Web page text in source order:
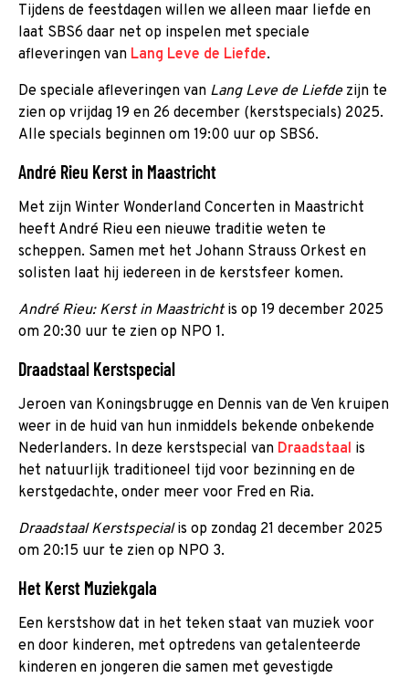
Tijdens de feestdagen willen we alleen maar liefde en
laat SBS6 daar net op inspelen met speciale
afleveringen van Lang Leve de Liefde.
De speciale afleveringen van Lang Leve de Liefdezijn te
zien op vrijdag 19 en 26 december (kerstspecials) 2025.
Alle specials beginnen om 19:00 uur op SBS6.
André Rieu Kerst in Maastricht
Met zijn Winter Wonderland Concerten in Maastricht
heeft André Rieu een nieuwe traditie weten te
scheppen. Samen met het Johann Strauss Orkest en
solisten laat hij iedereen in de kerstsfeer komen.
André Rieu: Kerst in Maastrichtis op 19 december 2025
om 20:30 uur te zien op NPO 1.
Draadstaal Kerstspecial
Jeroen van Koningsbrugge en Dennis van de Ven kruipen
weer in de huid van hun inmiddels bekende onbekende
Nederlanders. In deze kerstspecial van Draadstaal is
het natuurlijk traditioneel tijd voor bezinning en de
kerstgedachte, onder meer voor Fred en Ria.
Draadstaal Kerstspecialis op zondag 21 december 2025
om 20:15 uur te zien op NPO 3.
Het Kerst Muziekgala
Een kerstshow dat in het teken staat van muziek voor
en door kinderen, met optredens van getalenteerde
kinderen en jongeren die samen met gevestigde